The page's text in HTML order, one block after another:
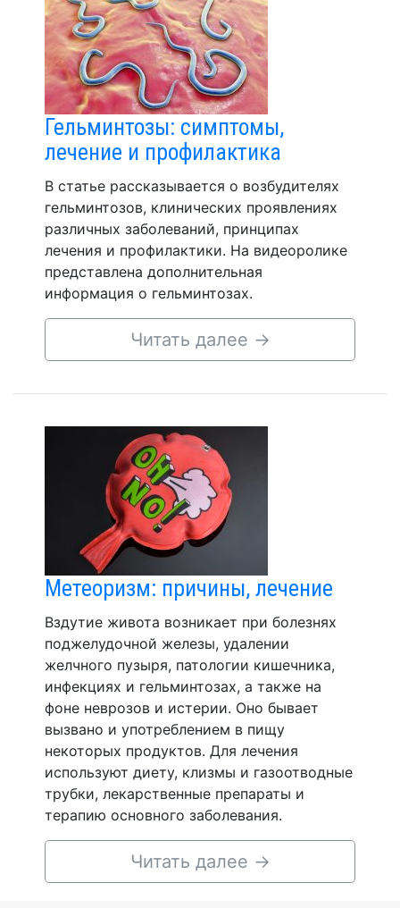
Гельминтозы: симптомы,
лечение и профилактика
В статье рассказывается о возбудителях
гельминтозов, клинических проявлениях
различных заболеваний, принципах
лечения и профилактики. На видеоролике
представлена дополнительная
информация о гельминтозах.
Читать далее →
Метеоризм: причины, лечение
Вздутие живота возникает при болезнях
поджелудочной железы, удалении
желчного пузыря, патологии кишечника,
инфекциях и гельминтозах, а также на
фоне неврозов и истерии. Оно бывает
вызвано и употреблением в пищу
некоторых продуктов. Для лечения
используют диету, клизмы и газоотводные
трубки, лекарственные препараты и
терапию основного заболевания.
Читать далее →